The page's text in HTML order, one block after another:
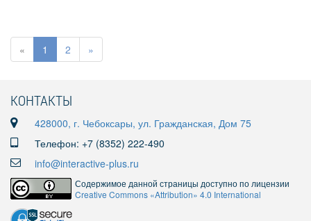
« 1 2 »
КОНТАКТЫ
428000, г. Чебоксары, ул. Гражданская, Дом 75
Телефон: +7 (8352) 222-490
info@interactive-plus.ru
Содержимое данной страницы доступно по лицензии
Creative Commons «Attribution» 4.0 International